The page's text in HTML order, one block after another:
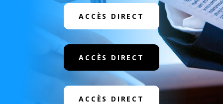
ACCÈS DIRECT
ACCÈS DIRECT
ACCÈS DIRECT